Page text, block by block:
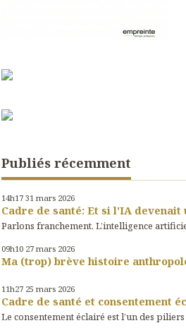
Publiés récemment
14h17 31 mars 2026
Cadre de santé: Et si l'IA devenait
Parlons franchement. L’intelligence
09h10 27 mars 2026
Ma (trop) brève histoire
11h27 25 mars 2026
Cadre de santé et consentement
Le consentement éclairé est l’un des